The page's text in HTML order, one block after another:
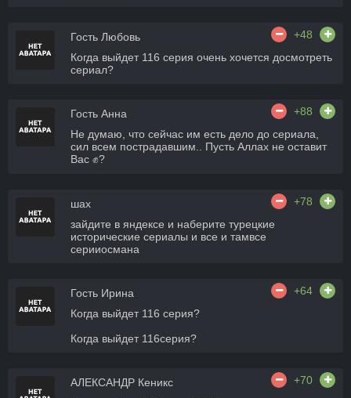
Гость Любовь
+48
Когда выйдет 116 серия очень хочется досмотреть
сериал?
Гость Анна
+88
Не думаю, что сейчас им есть дело до сериала,
сил всем пострадавшим.. Пусть Аллах не оставит
Вас ✊?
шах
+78
зайдите в яндексе и наберите турецкие
исторические сериалы и все и тамвсе
серииосмана
Гость Ирина
+64
Когда выйдет 116 серия?
Когда выйдет 116серия?
АЛЕКСАНДР Кеникс
+70